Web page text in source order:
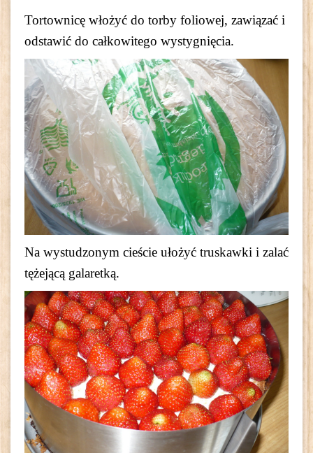
Tortownicę włożyć do torby foliowej, zawiązać i
odstawić do całkowitego wystygnięcia.
Na wystudzonym cieście ułożyć truskawki i zalać
tężejącą galaretką.